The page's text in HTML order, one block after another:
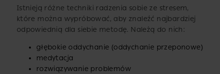
Istnieją różne techniki radzenia sobie ze stresem,
które można wypróbować, aby znaleźć najbardziej
odpowiednią dla siebie metodę. Należą do nich:
głębokie oddychanie (oddychanie przeponowe)
medytacja
rozwiązywanie problemów